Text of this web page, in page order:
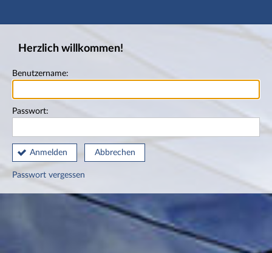
Hauptnavigation
Herzlich willkommen!
Benutzername:
Passwort:
Anmelden Abbrechen
Passwort vergessen